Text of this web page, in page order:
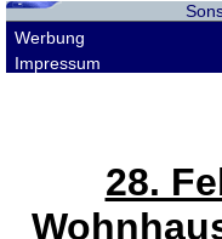
Werbung
Impressum
28.